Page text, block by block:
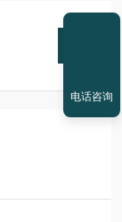
电话咨询